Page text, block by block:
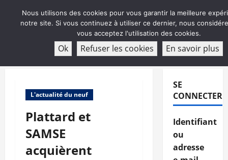
ABONNEMENT
L'actualité du neuf
Plattard et
SAMSE
acquièrent
SE
CONNECTER
Identifiant
ou
adresse
Nous utilisons des cookies pour vous garantir la meilleure
notre site. Si vous continuez à utiliser ce dernier, nous
vous acceptez l'utilisation des cookies.
Ok Refuser les cookies En savoir plus